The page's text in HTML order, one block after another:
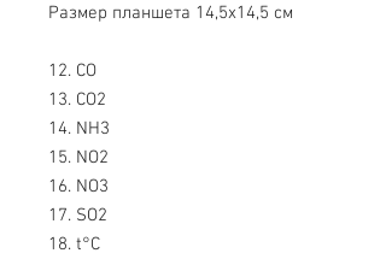
Размер планшета 14,5x14,5 см
12. СO
13. СO2
14. NH3
15. NO2
16. NO3
17. SO2
18. t°C